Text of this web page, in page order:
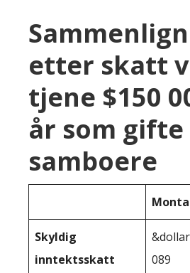
etter skatt
tjene $150
år som gifte
samboere
Skyldig
inntektsskatt
089